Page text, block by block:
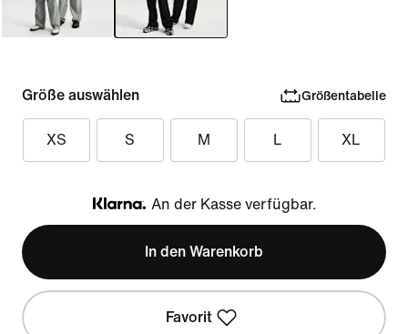
Größe auswählen Größentabelle
XS S M L XL
Klarna
An der Kasse verfügbar.
In den Warenkorb
Favorit